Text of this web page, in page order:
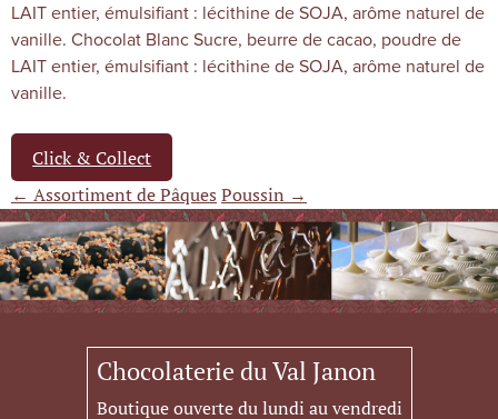
LAIT entier, émulsifiant : lécithine de SOJA, arôme naturel de
vanille. Chocolat Blanc Sucre, beurre de cacao, poudre de
LAIT entier, émulsifiant : lécithine de SOJA, arôme naturel de
vanille.
Click & Collect
← Assortiment de Pâques Poussin →
Chocolaterie du Val Janon
Boutique ouverte du lundi au vendredi